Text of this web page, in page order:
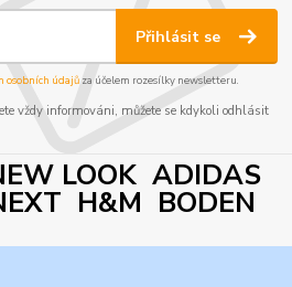
Přihlásit se
osobních údajůza účelem rozesílky newsletteru.
vždy informováni, můžete se kdykoli odhlásit
LOOK ADIDAS
H&M BODEN